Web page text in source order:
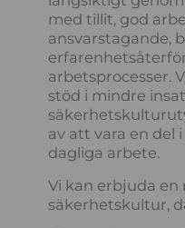
med tillit, god
ansvarstagande,
arbetsprocesser.
stöd i mindre
av att vara en del
dagliga arbete.
Vi kan erbjuda en
säkerhetskultur,